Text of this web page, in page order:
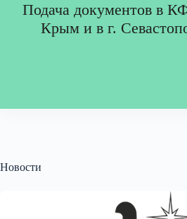
Подача документов в
Крым и в г.
Новости